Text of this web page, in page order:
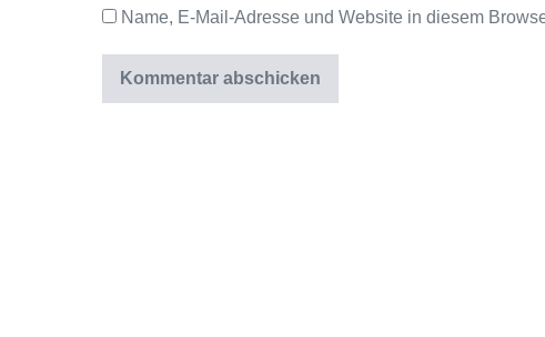
Name, E-Mail-Adresse und Website in diesem